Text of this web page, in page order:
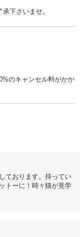
下さいませ。
のキャンセル料がかか
ております。持ってい
トーに！時々猫が見学